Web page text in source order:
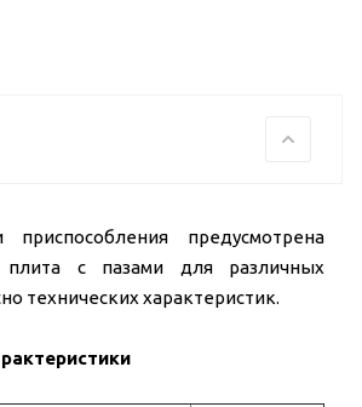
приспособления предусмотрена
плита с пазами для различных
технических характеристик.